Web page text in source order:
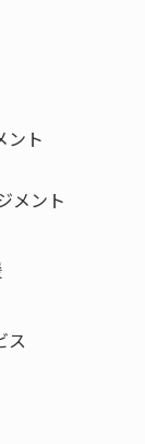
ント
メント
ス
シスの上手なク
ダエスコ株式会